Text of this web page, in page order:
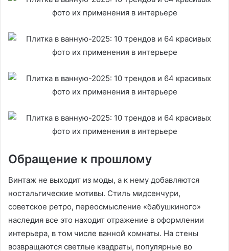
Обращение к прошлому
Винтаж не выходит из моды, а к нему добавляются
ностальгические мотивы. Стиль мидсенчури,
советское ретро, переосмысление «бабушкиного»
наследия все это находит отражение в оформлении
интерьера, в том числе ванной комнаты. На стены
возвращаются светлые квадраты, популярные во